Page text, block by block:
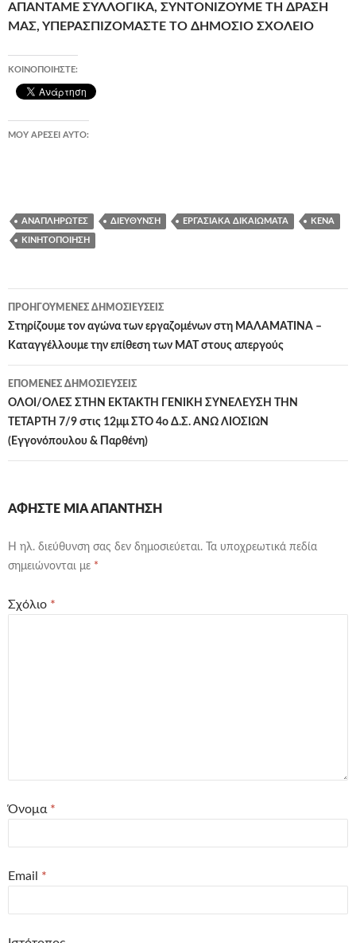
ΑΠΑΝΤΑΜΕ ΣΥΛΛΟΓΙΚΑ, ΣΥΝΤΟΝΙΖΟΥΜΕ ΤΗ ΔΡΑΣΗ
ΜΑΣ, ΥΠΕΡΑΣΠΙΖΟΜΑΣΤΕ ΤΟ ΔΗΜΟΣΙΟ ΣΧΟΛΕΙΟ
ΚΟΙΝΟΠΟΙΉΣΤΕ:
ΜΟΥ ΑΡΈΣΕΙ ΑΥΤΌ:
ΑΝΑΠΛΗΡΩΤΈΣ ΔΙΕΎΘΥΝΣΗ ΕΡΓΑΣΙΑΚΆ ΔΙΚΑΙΏΜΑΤΑ ΚΕΝΆ
ΚΙΝΗΤΟΠΟΊΗΣΗ
Πλοήγηση
άρθρων
ΠΡΟΗΓΟΎΜΕΝΕΣ ΔΗΜΟΣΙΕΎΣΕΙΣ
Στηρίζουμε τον αγώνα των εργαζομένων στη ΜΑΛΑΜΑΤΙΝΑ –
Καταγγέλλουμε την επίθεση των ΜΑΤ στους απεργούς
ΕΠΌΜΕΝΕΣ ΔΗΜΟΣΙΕΎΣΕΙΣ
ΟΛΟΙ/ΟΛΕΣ ΣΤΗΝ ΕΚΤΑΚΤΗ ΓΕΝΙΚΗ ΣΥΝΕΛΕΥΣΗ ΤΗΝ
ΤΕΤΑΡΤΗ 7/9 στις 12μμ ΣΤΟ 4ο Δ.Σ. ΑΝΩ ΛΙΟΣΙΩΝ
(Εγγονόπουλου & Παρθένη)
ΑΦΉΣΤΕ ΜΙΑ ΑΠΆΝΤΗΣΗ
Η ηλ. διεύθυνση σας δεν δημοσιεύεται.
Τα υποχρεωτικά πεδία
σημειώνονται με *
Σχόλιο *
Όνομα *
Email *